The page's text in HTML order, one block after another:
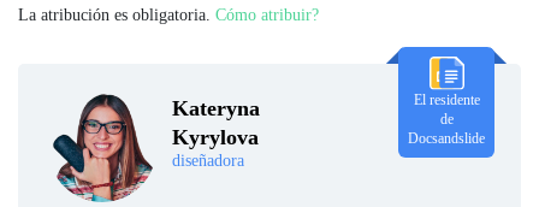
Kateryna
Kyrylova
diseñadora
El residente
de
Docsandslide
La atribución es obligatoria. Cómo atribuir?